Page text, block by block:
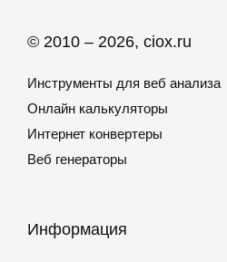
© 2010 – 2026, ciox.ru
Инструменты для веб анализа
Онлайн калькуляторы
Интернет конвертеры
Веб генераторы
Информация